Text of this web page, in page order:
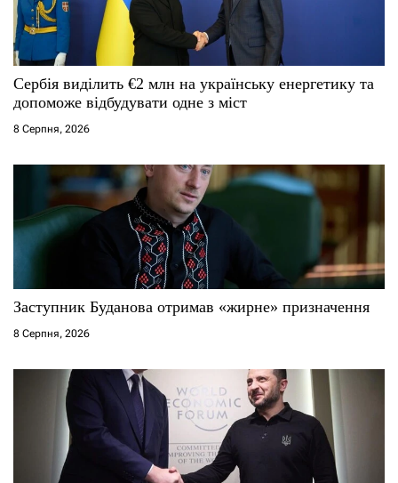
Сербія виділить €2 млн на українську енергетику та
допоможе відбудувати одне з міст
8 Серпня, 2026
Заступник Буданова отримав «жирне» призначення
8 Серпня, 2026